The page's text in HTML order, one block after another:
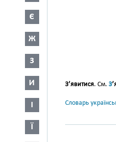
Є
Ж
З
И
І
Ї
З’явитися. См. З
Словарь